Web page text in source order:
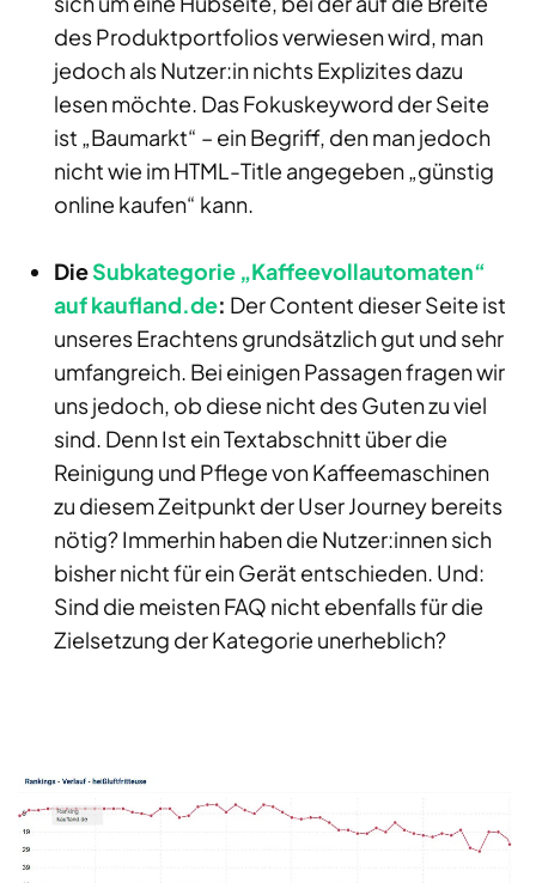
des Produktportfolios verwiesen wird, man
jedoch als Nutzer:in nichts Explizites dazu
lesen möchte. Das Fokuskeyword der Seite
ist „Baumarkt“ – ein Begriff, den man jedoch
nicht wie im HTML-Title angegeben „günstig
online kaufen“ kann.
DieSubkategorie „Kaffeevollautomaten“
auf kaufland.de: Der Content dieser Seite ist
unseres Erachtens grundsätzlich gut und sehr
umfangreich. Bei einigen Passagen fragen wir
uns jedoch, ob diese nicht des Guten zu viel
sind. Denn Ist ein Textabschnitt über die
Reinigung und Pflege von Kaffeemaschinen
zu diesem Zeitpunkt der User Journey bereits
nötig? Immerhin haben die Nutzer:innen sich
bisher nicht für ein Gerät entschieden. Und:
Sind die meisten FAQ nicht ebenfalls für die
Zielsetzung der Kategorie unerheblich?